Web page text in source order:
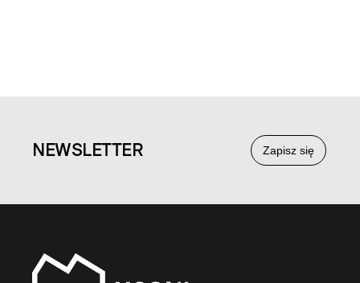
Zapisz się
NEWSLETTER